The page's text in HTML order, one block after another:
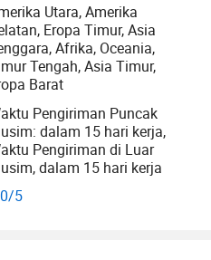
Tim ini memiliki tim
yang terdiri dari 20 orang
dari 100 set peralatan
dan luar negeri. Total
membantu pengembangan
telah memperkenalkan
dalam industri,
manufaktur cerdas,
dan penelitian, serta
Utara, Amerika
Eropa Timur, Asia
Afrika, Oceania,
Tengah, Asia Timur,
Barat
Pengiriman Puncak
dalam 15 hari kerja,
Pengiriman di Luar
dalam 15 hari kerja
5